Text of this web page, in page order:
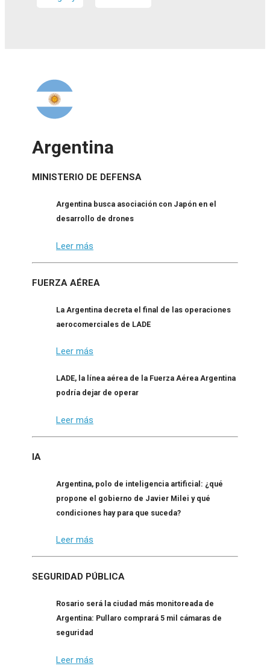
Argentina
MINISTERIO DE DEFENSA
Argentina busca asociación con Japón en el
desarrollo de drones
Leer más
FUERZA AÉREA
La Argentina decreta el final de las operaciones
aerocomerciales de LADE
Leer más
LADE, la línea aérea de la Fuerza Aérea Argentina
podría dejar de operar
Leer más
IA
Argentina, polo de inteligencia artificial: ¿qué
propone el gobierno de Javier Milei y qué
condiciones hay para que suceda?
Leer más
SEGURIDAD PÚBLICA
Rosario será la ciudad más monitoreada de
Argentina: Pullaro comprará 5 mil cámaras de
seguridad
Leer más